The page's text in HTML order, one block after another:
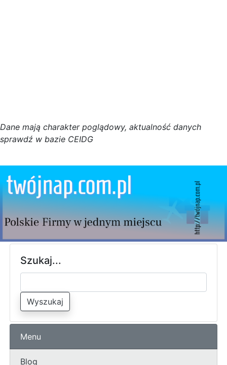
Dane mają charakter poglądowy, aktualność danych
sprawdź w bazie CEIDG
Szukaj...
Wyszukaj
Menu
Blog